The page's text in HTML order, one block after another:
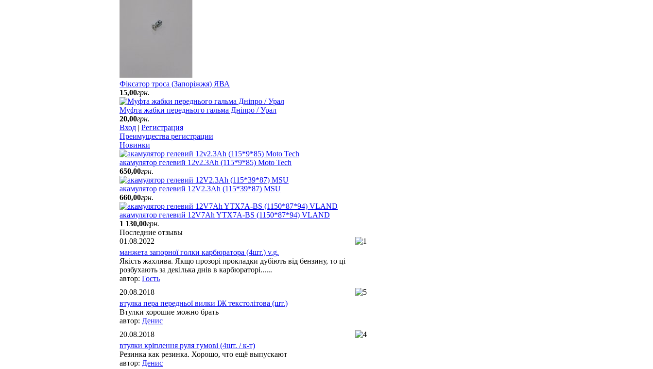
Фіксатор троса (Запоріжжя) ЯВА
15,00грн.
Муфта жабки переднього гальма Дніпро / Урал
20,00грн.
Вход | Регистрация
Преимущества регистрации
Новинки
акамулятор гелевий 12v2.3Ah (115*9*85) Moto Tech
650,00грн.
акамулятор гелевий 12V2.3Ah (115*39*87) MSU
660,00грн.
акамулятор гелевий 12V7Ah YTX7A-BS (1150*87*94) VLAND
1 130,00грн.
Последние отзывы
01.08.2022
манжета запорної голки карбюратора (4шт.) v.g.
Якість жахлива. Якщо прозорі прокладки дубіють від бензину, то ці
розбухають за декілька днів в карбюраторі......
Гость
20.08.2018
втулка пера передньої вилки ІЖ текстолітова (шт.)
Втулки хорошие можно брать
Денис
20.08.2018
втулки кріплення руля гумові (4шт. / к-т)
Резинка как резинка. Хорошо, что ещё выпускают
Денис